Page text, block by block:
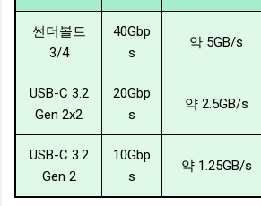
썬더볼트
3/4
40Gbp
s
약 5GB/s
USB-C 3.2
Gen 2x2
20Gbp
s
약 2.5GB/s
USB-C 3.2
Gen 2
10Gbp
s
약 1.25GB/s